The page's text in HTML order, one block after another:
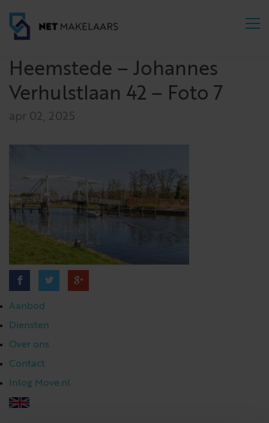
Heemstede – Johannes
Verhulstlaan 42 – Foto 7
apr 02, 2025
Aanbod
Diensten
Over ons
Contact
Inlog Move.nl